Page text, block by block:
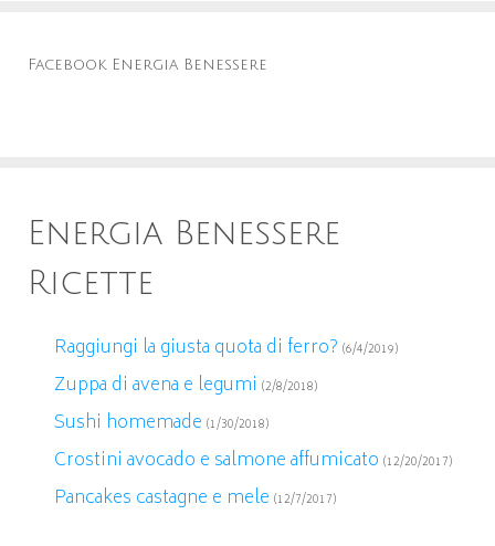
Facebook Energia Benessere
Energia Benessere
Ricette
Raggiungi la giusta quota di ferro? (6/4/2019)
Zuppa di avena e legumi (2/8/2018)
Sushi homemade (1/30/2018)
Crostini avocado e salmone affumicato (12/20/2017)
Pancakes castagne e mele (12/7/2017)